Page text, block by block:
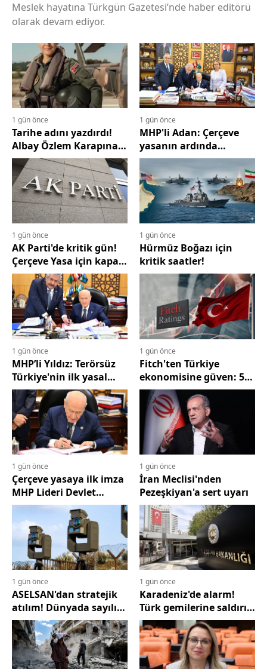
Meslek hayatına Türkgün Gazetesi’nde haber editörü
olarak devam ediyor.
1 gün önce
Tarihe adını yazdırdı!
Albay Özlem Karapınar
Türk Hava
Kuvvetleri'nin ilk kadın
paşası oldu
1 gün önce
MHP'li Adan: Çerçeve
yasanın ardında
Liderimiz Bahçeli'nin
cesareti ve feraseti var
1 gün önce
AK Parti'de kritik gün!
Çerçeve Yasa için kapalı
toplantı
1 gün önce
Hürmüz Boğazı için
kritik saatler!
1 gün önce
MHP’li Yıldız: Terörsüz
Türkiye'nin ilk yasal
düzenlemesini
liderimizden sonra
imzalamanın gururunu
yaşadım
1 gün önce
Fitch'ten Türkiye
ekonomisine güven: 550
milyar dolara ulaşabilir!
1 gün önce
Çerçeve yasaya ilk imza
MHP Lideri Devlet
Bahçeli'den
1 gün önce
İran Meclisi'nden
Pezeşkiyan'a sert uyarı
1 gün önce
ASELSAN'dan stratejik
atılım! Dünyada sayılı
ülkenin üretebildiği
teknoloji Türkiye'de
1 gün önce
Karadeniz'de alarm!
Türk gemilerine saldırı
sonrası Türkiye
harekete geçti